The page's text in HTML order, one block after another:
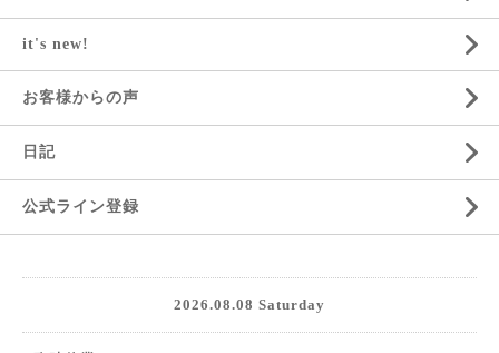
it's new!
お客様からの声
日記
公式ライン登録
2026.08.08 Saturday